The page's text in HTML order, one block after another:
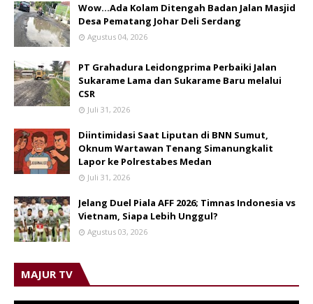
Wow...Ada Kolam Ditengah Badan Jalan Masjid
Desa Pematang Johar Deli Serdang
Agustus 04, 2026
PT Grahadura Leidongprima Perbaiki Jalan
Sukarame Lama dan Sukarame Baru melalui
CSR
Juli 31, 2026
Diintimidasi Saat Liputan di BNN Sumut,
Oknum Wartawan Tenang Simanungkalit
Lapor ke Polrestabes Medan
Juli 31, 2026
Jelang Duel Piala AFF 2026; Timnas Indonesia vs
Vietnam, Siapa Lebih Unggul?
Agustus 03, 2026
MAJUR TV